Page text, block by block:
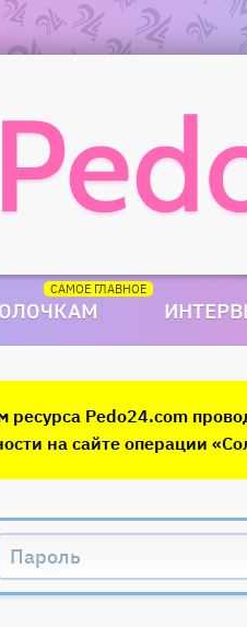
ресурса Pedo24.com
на сайте операции